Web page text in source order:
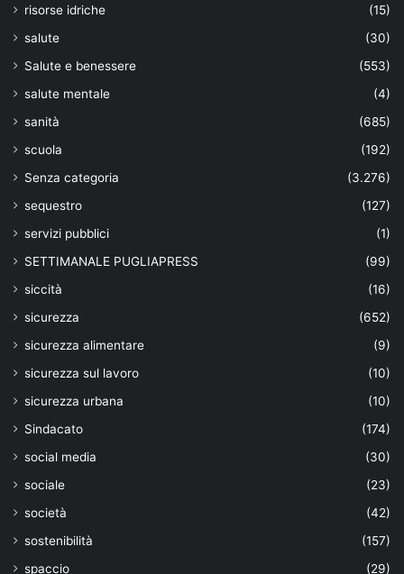
risorse idriche
(15)
salute
(30)
Salute e benessere
(553)
salute mentale
(4)
sanità
(685)
scuola
(192)
Senza categoria
(3.276)
sequestro
(127)
servizi pubblici
(1)
SETTIMANALE PUGLIAPRESS
(99)
siccità
(16)
sicurezza
(652)
sicurezza alimentare
(9)
sicurezza sul lavoro
(10)
sicurezza urbana
(10)
Sindacato
(174)
social media
(30)
sociale
(23)
società
(42)
sostenibilità
(157)
spaccio
(29)